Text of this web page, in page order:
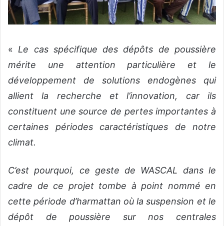
« Le cas spécifique des dépôts de poussière
mérite une attention particulière et le
développement de solutions endogènes qui
allient la recherche et l’innovation, car ils
constituent une source de pertes importantes à
certaines périodes caractéristiques de notre
climat.
C’est pourquoi, ce geste de WASCAL dans le
cadre de ce projet tombe à point nommé en
cette période d’harmattan où la suspension et le
dépôt de poussière sur nos centrales